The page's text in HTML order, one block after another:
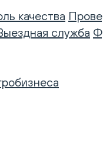
качества
служба